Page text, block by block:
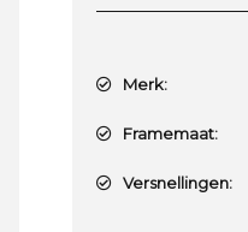
Merk:
Framemaat:
Versnellingen: